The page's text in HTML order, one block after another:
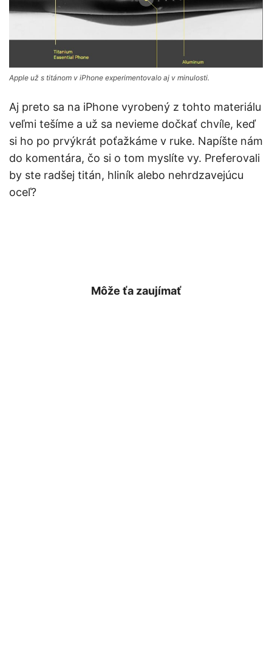
Apple už s titánom v iPhone experimentovalo aj v minulosti.
Aj preto sa na iPhone vyrobený z tohto materiálu
veľmi tešíme a už sa nevieme dočkať chvíle, keď
si ho po prvýkrát poťažkáme v ruke. Napíšte nám
do komentára, čo si o tom myslíte vy. Preferovali
by ste radšej titán, hliník alebo nehrdzavejúcu
oceľ?
Môže ťa zaujímať